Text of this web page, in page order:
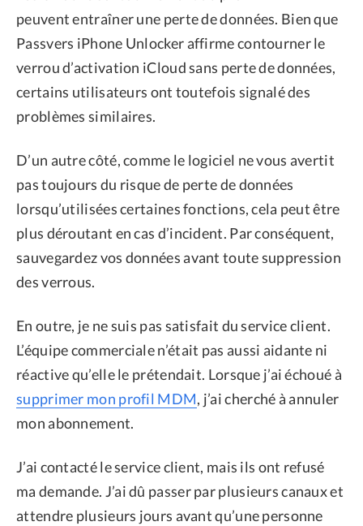
peuvent entraîner une perte de données. Bien que
Passvers iPhone Unlocker affirme contourner le
verrou d’activation iCloud sans perte de données,
certains utilisateurs ont toutefois signalé des
problèmes similaires.
D’un autre côté, comme le logiciel ne vous avertit
pas toujours du risque de perte de données
lorsqu’utilisées certaines fonctions, cela peut être
plus déroutant en cas d’incident. Par conséquent,
sauvegardez vos données avant toute suppression
des verrous.
En outre, je ne suis pas satisfait du service client.
L’équipe commerciale n’était pas aussi aidante ni
réactive qu’elle le prétendait. Lorsque j’ai échoué à
supprimer mon profil MDM, j’ai cherché à annuler
mon abonnement.
J’ai contacté le service client, mais ils ont refusé
ma demande. J’ai dû passer par plusieurs canaux et
attendre plusieurs jours avant qu’une personne